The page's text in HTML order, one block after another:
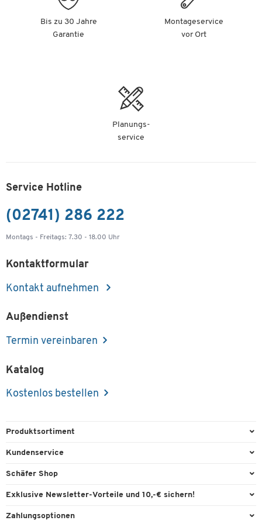
Bis zu 30 Jahre
Garantie
Montageservice
vor Ort
Planungs-
service
Service Hotline
(02741) 286 222
Montags - Freitags: 7.30 - 18.00 Uhr
Kontaktformular
Kontakt aufnehmen
Außendienst
Termin vereinbaren
Katalog
Kostenlos bestellen
Produktsortiment
Büroausstattung
Reinigung & Hygiene
Kundenservice
Direktbestellung
Kontaktformulare
Schäfer Shop
Services & Leistungen
Exklusive Newsletter-Vorteile und 10,-€ sichern!
Willkommensgutschein
Zahlungsoptionen